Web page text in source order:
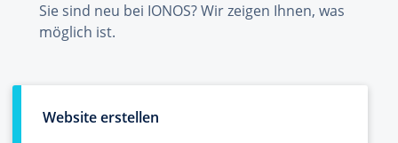
Sie sind neu bei IONOS? Wir zeigen Ihnen, was
möglich ist.
Website erstellen